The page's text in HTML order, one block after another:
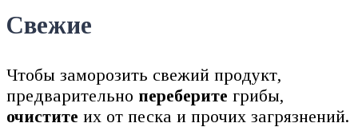
Свежие
Чтобы заморозить свежий продукт,
предварительно переберите грибы,
очистите их от песка и прочих загрязнений.